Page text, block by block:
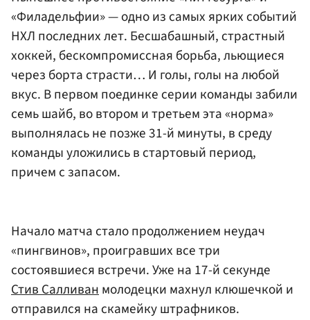
«Филадельфии» — одно из самых ярких событий
НХЛ последних лет. Бесшабашный, страстный
хоккей, бескомпромиссная борьба, льющиеся
через борта страсти… И голы, голы на любой
вкус. В первом поединке серии команды забили
семь шайб, во втором и третьем эта «норма»
выполнялась не позже 31-й минуты, в среду
команды уложились в стартовый период,
причем с запасом.
Начало матча стало продолжением неудач
«пингвинов», проигравших все три
состоявшиеся встречи. Уже на 17-й секунде
Стив Салливанмолодецки махнул клюшечкой и
отправился на скамейку штрафников.